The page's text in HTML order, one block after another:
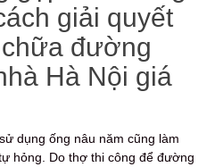
giải quyết
đường
Hà Nội giá
dụng ống nâu năm cũng làm
hỏng. Do thợ thi công để đường